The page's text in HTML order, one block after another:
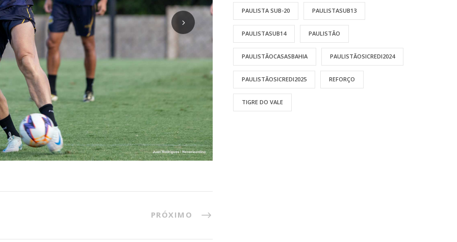
PRÓXIMO
PAULISTA SUB-20 PAULISTASUB13
PAULISTASUB14 PAULISTÃO
PAULISTÃOCASASBAHIA PAULISTÃOSICREDI2024
PAULISTÃOSICREDI2025 REFORÇO
TIGRE DO VALE